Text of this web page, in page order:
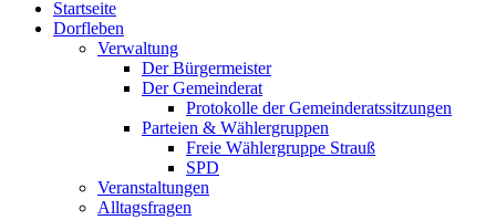
oben
scrollen
Startseite
Dorfleben
Verwaltung
Der Bürgermeister
Der Gemeinderat
Protokolle der Gemeinderatssitzungen
Parteien & Wählergruppen
Freie Wählergruppe Strauß
SPD
Veranstaltungen
Alltagsfragen